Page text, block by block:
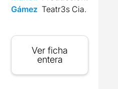
Gámez Teatr3s Cia.
Ver ficha
entera